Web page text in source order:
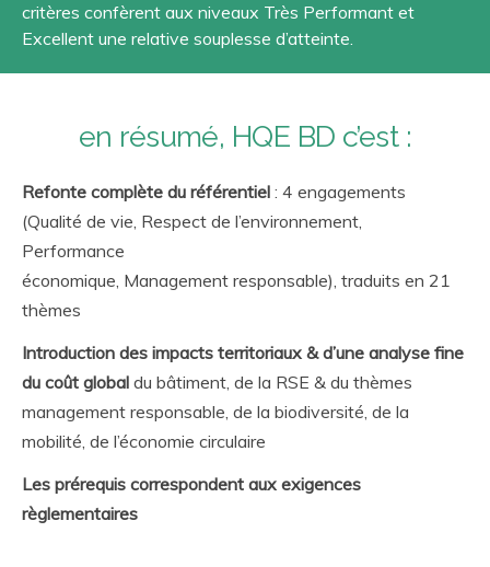
critères confèrent aux niveaux Très Performant et
Excellent une relative souplesse d’atteinte.
en résumé, HQE BD c’est :
Refonte complète du référentiel : 4 engagements
(Qualité de vie, Respect de l’environnement,
Performance
économique, Management responsable), traduits en 21
thèmes
Introduction des impacts territoriaux & d’une analyse fine
du coût global du bâtiment, de la RSE & du thèmes
management responsable, de la biodiversité, de la
mobilité, de l’économie circulaire
Les prérequis correspondent aux exigences
règlementaires